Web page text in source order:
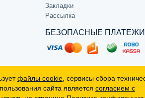
Закладки
Рассылка
БЕЗОПАСНЫЕ ПЛАТЕЖИ
файлы cookie , сервисы сбора
сайта является согласием с